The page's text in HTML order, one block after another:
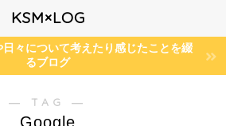
KSM×LOG
々について考えたり感じたことを綴
るブログ
― TAG ―
Google